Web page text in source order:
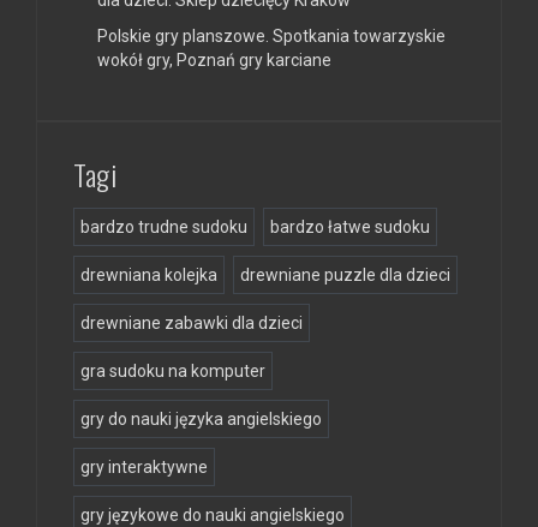
Polskie gry planszowe. Spotkania towarzyskie
wokół gry, Poznań gry karciane
Tagi
bardzo trudne sudoku bardzo łatwe sudoku
drewniana kolejka drewniane puzzle dla dzieci
drewniane zabawki dla dzieci
gra sudoku na komputer
gry do nauki języka angielskiego
gry interaktywne
gry językowe do nauki angielskiego